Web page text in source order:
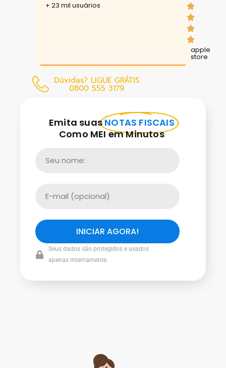
+ 23 mil usuários
apple
store
Dúvidas? LIGUE GRÁTIS
0800 555 3179
Emita suasNOTAS FISCAIS
Como MEI em Minutos
INICIAR AGORA!
Seus dados são protegidos e usados
apenas internamente.